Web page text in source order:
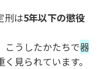
刑は5年以下の懲役
こうしたかたちで器
く見られています。